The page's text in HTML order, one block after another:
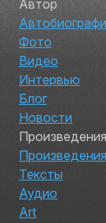
Автор
Фото
Видео
Интервью
Блог
Новости
Произведения
Произведения
Тексты
Аудио
Art